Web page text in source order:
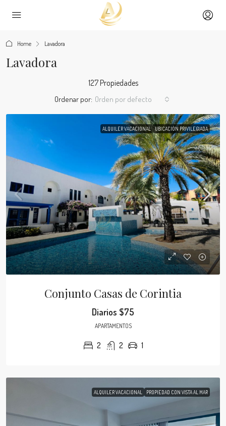
Home Lavadora
Lavadora
127 Propiedades
Ordenar por: Orden por defecto
ALQUILER VACACIONAL UBICACIÓN PRIVILEGIADA
Conjunto Casas de Corintia
Diarios $75
APARTAMENTOS
2 2 1
ALQUILER VACACIONAL PROPIEDAD CON VISTA AL MAR